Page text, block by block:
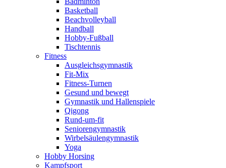
Basketball
Beachvolleyball
Handball
Hobby-Fußball
Tischtennis
Fitness
Ausgleichsgymnastik
Fit-Mix
Fitness-Turnen
Gesund und bewegt
Gymnastik und Hallenspiele
Qigong
Rund-um-fit
Seniorengymnastik
Wirbelsäulengymnastik
Yoga
Hobby Horsing
Kampfsport